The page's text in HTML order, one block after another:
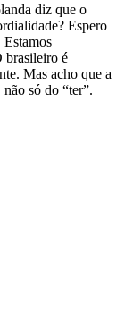
diz que o
Espero
Estamos
brasileiro é
Mas acho que a
não só do “ter”.